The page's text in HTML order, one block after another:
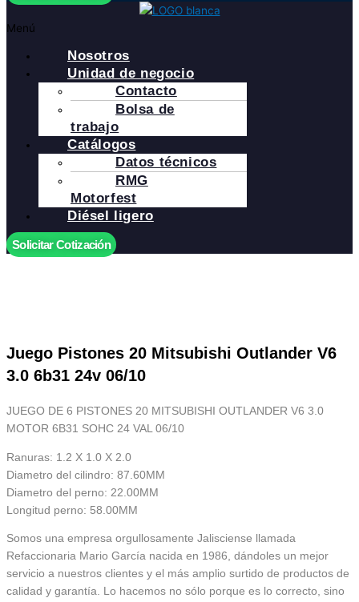
Menú
Nosotros
Unidad de negocio
Contacto
Bolsa de
trabajo
Catálogos
Datos técnicos
RMG
Motorfest
Diésel ligero
Solicitar Cotización
Juego Pistones 20 Mitsubishi Outlander V6
3.0 6b31 24v 06/10
JUEGO DE 6 PISTONES 20 MITSUBISHI OUTLANDER V6 3.0
MOTOR 6B31 SOHC 24 VAL 06/10
Ranuras: 1.2 X 1.0 X 2.0
Diametro del cilindro: 87.60MM
Diametro del perno: 22.00MM
Longitud perno: 58.00MM
Somos una empresa orgullosamente Jalisciense llamada
Refaccionaria Mario García nacida en 1986, dándoles un mejor
servicio a nuestros clientes y el más amplio surtido de productos de
calidad y garantía. Lo hacemos no sólo porque es lo correcto, sino